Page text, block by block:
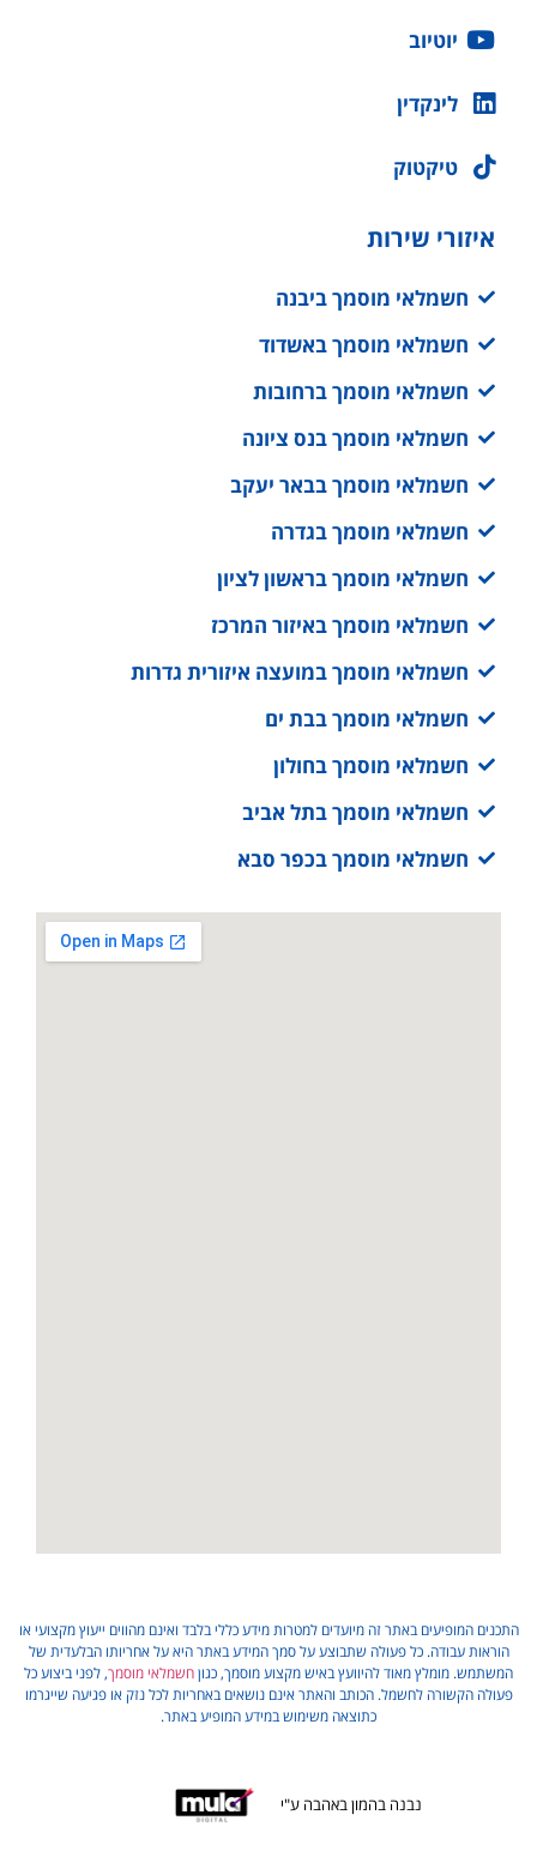
יוטיוב
לינקדין
טיקטוק
איזורי שירות
חשמלאי מוסמך ביבנה
חשמלאי מוסמך באשדוד
חשמלאי מוסמך ברחובות
חשמלאי מוסמך בנס ציונה
חשמלאי מוסמך בבאר יעקב
חשמלאי מוסמך בגדרה
חשמלאי מוסמך בראשון לציון
חשמלאי מוסמך באיזור המרכז
חשמלאי מוסמך במועצה איזורית גדרות
חשמלאי מוסמך בבת ים
חשמלאי מוסמך בחולון
חשמלאי מוסמך בתל אביב
חשמלאי מוסמך בכפר סבא
התכנים המופיעים באתר זה מיועדים למטרות מידע כללי בלבד ואינם מהווים ייעוץ מקצועי או
הוראות עבודה. כל פעולה שתבוצע על סמך המידע באתר היא על אחריותו הבלעדית של
המשתמש. מומלץ מאוד להיוועץ באיש מקצוע מוסמך, כגוןחשמלאי מוסמך, לפני ביצוע כל
פעולה הקשורה לחשמל. הכותב והאתר אינם נושאים באחריות לכל נזק או פגיעה שייגרמו
כתוצאה משימוש במידע המופיע באתר.
נבנה בהמון באהבה ע"י